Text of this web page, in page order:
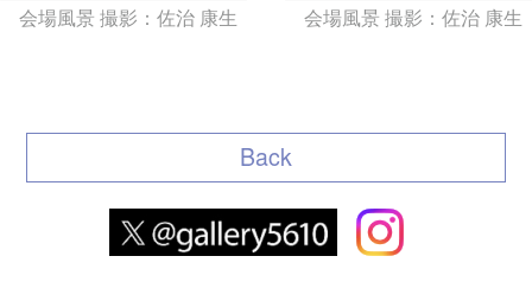
会場風景 撮影：佐治 康生
会場風景 撮影：佐治 康生
Back